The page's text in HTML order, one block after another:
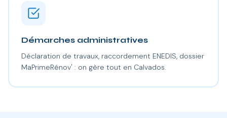
Démarches administratives
Déclaration de travaux, raccordement ENEDIS, dossier
MaPrimeRénov' : on gère tout en Calvados.